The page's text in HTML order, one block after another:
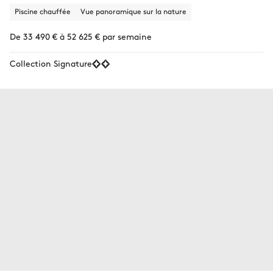
Piscine chauffée Vue panoramique sur la nature
De 33 490 € à 52 625 € par semaine
Collection Signature